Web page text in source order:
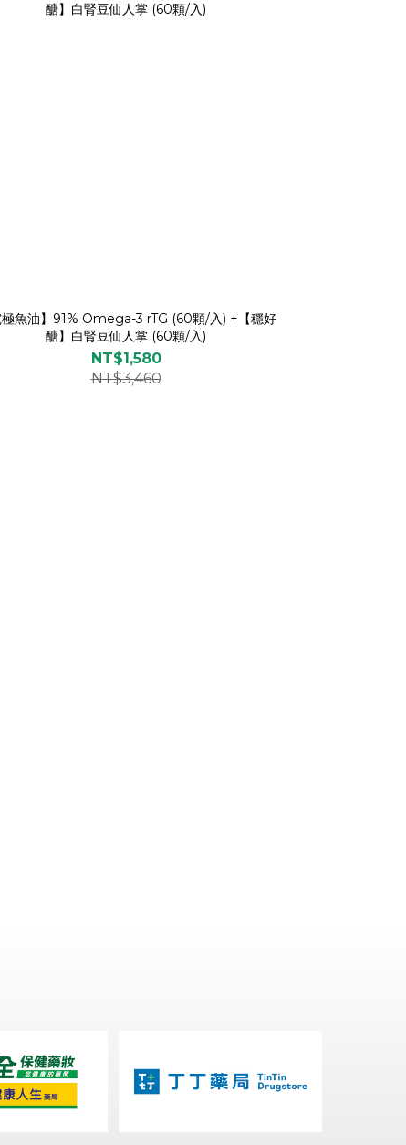
極魚油】91% Omega-3 rTG (60顆/入) +【穩好
醣】白腎豆仙人掌 (60顆/入)
NT$1,580
NT$3,460